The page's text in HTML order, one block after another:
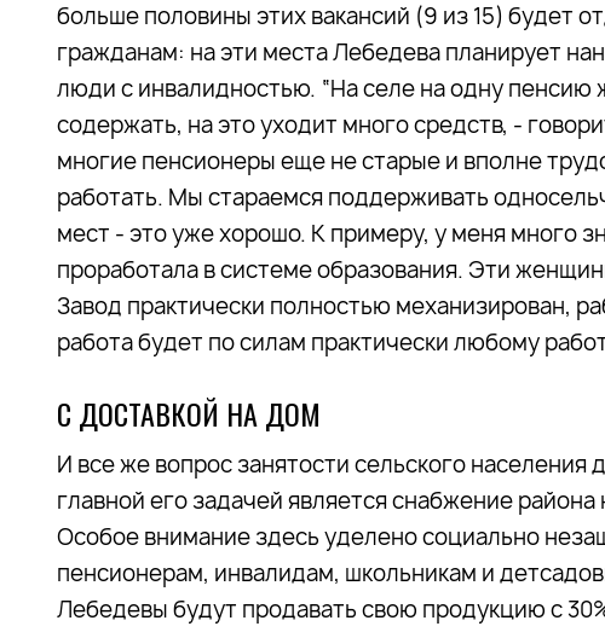
больше половины этих вакансий (9 из 15) будет
гражданам: на эти места Лебедева планирует
люди с инвалидностью. “На селе на одну пенсию
содержать, на это уходит много средств, -
многие пенсионеры еще не старые и вполне
работать. Мы стараемся поддерживать
мест - это уже хорошо. К примеру, у меня много
проработала в системе образования. Эти
Завод практически полностью механизирован,
работа будет по силам практически любому
С ДОСТАВКОЙ НА ДОМ
И все же вопрос занятости сельского
главной его задачей является снабжение
Особое внимание здесь уделено социально
пенсионерам, инвалидам, школьникам и
Лебедевы будут продавать свою продукцию с